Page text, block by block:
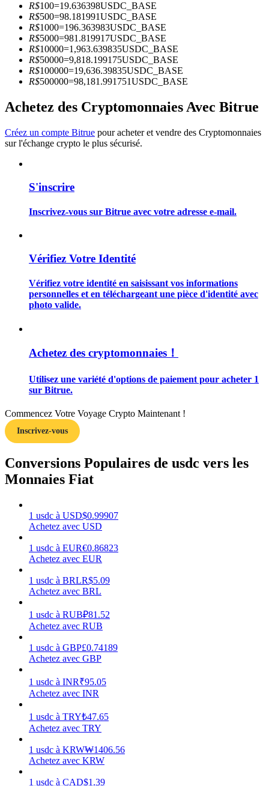
Devenez un trader de copie
Profitez du partage des bénéfices et des commissions de copy
trading
Analyse de mégadonnées, y compris des informations
commerciales, etc.
Stratégies de trading
Apprenez à rester rentable
Gagner
Gagnez quotidiennement des récompenses compétitives
R$100=19.636398USDC_BASE
R$500=98.181991USDC_BASE
R$1000=196.363983USDC_BASE
R$5000=981.819917USDC_BASE
R$10000=1,963.639835USDC_BASE
R$50000=9,818.199175USDC_BASE
R$100000=19,636.39835USDC_BASE
R$500000=98,181.991751USDC_BASE
Achetez des Cryptomonnaies Avec Bitrue
Créez un compte Bitrue pour acheter et vendre des Cryptomonnaies
sur l'échange crypto le plus sécurisé.
S'inscrire
Inscrivez-vous sur Bitrue avec votre adresse e-mail.
Vérifiez Votre Identité
Vérifiez votre identité en saisissant vos informations
personnelles et en téléchargeant une pièce d'identité avec
photo valide.
Achetez des cryptomonnaies！
Utilisez une variété d'options de paiement pour acheter 1
sur Bitrue.
Commencez Votre Voyage Crypto Maintenant !
Inscrivez-vous
Conversions Populaires de usdc vers les
Monnaies Fiat
1 usdc à USD$0.99907
Achetez avec USD
1 usdc à EUR€0.86823
Achetez avec EUR
1 usdc à BRLR$5.09
Achetez avec BRL
1 usdc à RUB₽81.52
Achetez avec RUB
1 usdc à GBP£0.74189
Achetez avec GBP
1 usdc à INR₹95.05
Achetez avec INR
1 usdc à TRY₺47.65
Achetez avec TRY
1 usdc à KRW₩1406.56
Achetez avec KRW
1 usdc à CAD$1.39